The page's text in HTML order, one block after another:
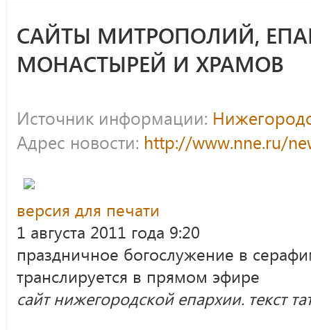
САЙТЫ МИТРОПОЛИЙ,
МОНАСТЫРЕЙ И ХРАМОВ
Источник информации:
Адрес новости: http://www.nne.ru/
версия для печати
1 августа 2011 года 9:20
праздничное богослужение в
транслируется в прямом эфире
сайт нижегородской епархии. текст